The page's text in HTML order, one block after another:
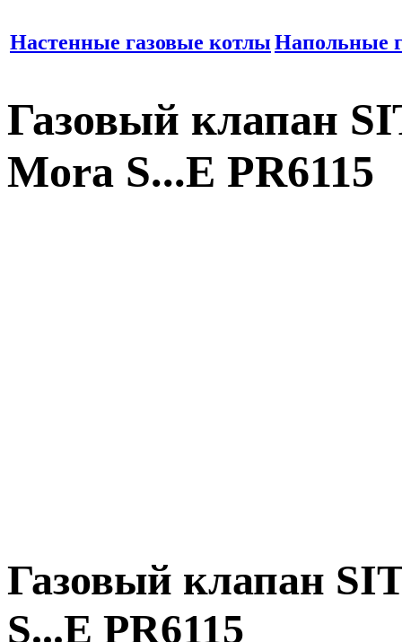
Настенные газовые котлыНапольные
Газовый клапан
Mora S...E PR6115
Газовый клапан
S...E PR6115